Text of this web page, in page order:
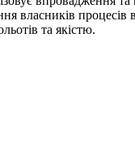
власників процесів
та якістю.